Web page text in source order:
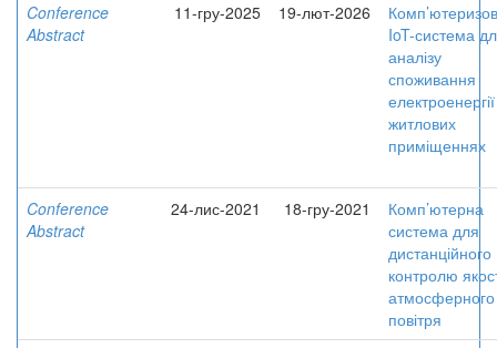
Conference
Abstract
11-гру-2025 19-лют-2026
IoT-система
аналізу
споживання
житлових
приміщеннях
Conference
Abstract
24-лис-2021 18-гру-2021
Комп’ютерна
система для
дистанційного
контролю
атмосферного
повітря